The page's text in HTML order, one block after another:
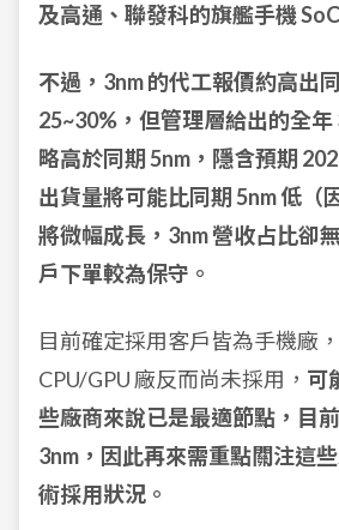
及高通、聯發科的旗艦手機 SoC
不過， 3nm 的代工報價約高出
25~30%，但管理層給出的全年
略高於同期 5nm，隱含預期
出貨量將可能比同期 5nm 低（
將微幅成長，3nm 營收占比卻
戶下單較為保守。
目前確定採用客戶皆為手機廠
CPU/GPU 廠反而尚未採用， 可
些廠商來說已是最適節點，目
3nm，因此再來需重點關注這
術採用狀況。